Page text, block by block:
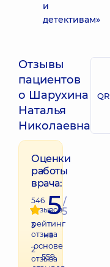
и
детективам»
Отзывы
пациентов
о Шарухина
Наталья
Николаевна
QR
Оценки
работы
врача:
546
отзывов
3
отзыва
2
отзыва
5/
5
рейтинг
на
основе
559